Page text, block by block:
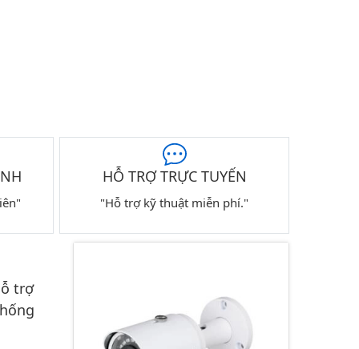
HỖ TRỢ TRỰC TUYẾN
"Hỗ trợ kỹ thuật miễn phí."
trợ